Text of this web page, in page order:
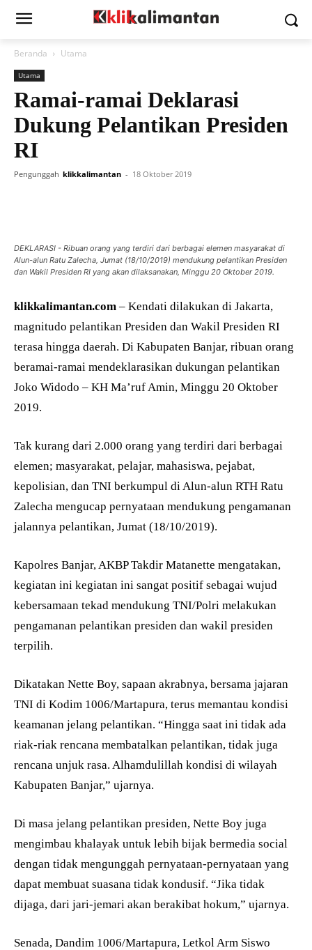
Beranda Utama
Utama
Ramai-ramai Deklarasi
Dukung Pelantikan Presiden
RI
Pengunggah klikkalimantan - 18 Oktober 2019
DEKLARASI - Ribuan orang yang terdiri dari berbagai elemen masyarakat di
Alun-alun Ratu Zalecha, Jumat (18/10/2019) mendukung pelantikan Presiden
dan Wakil Presiden RI yang akan dilaksanakan, Minggu 20 Oktober 2019.
klikkalimantan.com – Kendati dilakukan di Jakarta,
magnitudo pelantikan Presiden dan Wakil Presiden RI
terasa hingga daerah. Di Kabupaten Banjar, ribuan orang
beramai-ramai mendeklarasikan dukungan pelantikan
Joko Widodo – KH Ma’ruf Amin, Minggu 20 Oktober
2019.
Tak kurang dari 2.000 orang yang terdiri dari berbagai
elemen; masyarakat, pelajar, mahasiswa, pejabat,
kepolisian, dan TNI berkumpul di Alun-alun RTH Ratu
Zalecha mengucap pernyataan mendukung pengamanan
jalannya pelantikan, Jumat (18/10/2019).
Kapolres Banjar, AKBP Takdir Matanette mengatakan,
kegiatan ini kegiatan ini sangat positif sebagai wujud
kebersamaan tekad mendukung TNI/Polri melakukan
pengamanan pelantikan presiden dan wakil presiden
terpilih.
Dikatakan Nette Boy, sapaan akrabnya, bersama jajaran
TNI di Kodim 1006/Martapura, terus memantau kondisi
keamanan jelang pelantikan. “Hingga saat ini tidak ada
riak-riak rencana membatalkan pelantikan, tidak juga
rencana unjuk rasa. Alhamdulillah kondisi di wilayah
Kabupaten Banjar,” ujarnya.
Di masa jelang pelantikan presiden, Nette Boy juga
mengimbau khalayak untuk lebih bijak bermedia social
dengan tidak mengunggah pernyataan-pernyataan yang
dapat membuat suasana tidak kondusif. “Jika tidak
dijaga, dari jari-jemari akan berakibat hokum,” ujarnya.
Senada, Dandim 1006/Martapura, Letkol Arm Siswo